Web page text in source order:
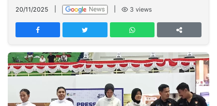
Network
PT
TREETAN
INDONESIA
Partner
20/11/2025 3 views